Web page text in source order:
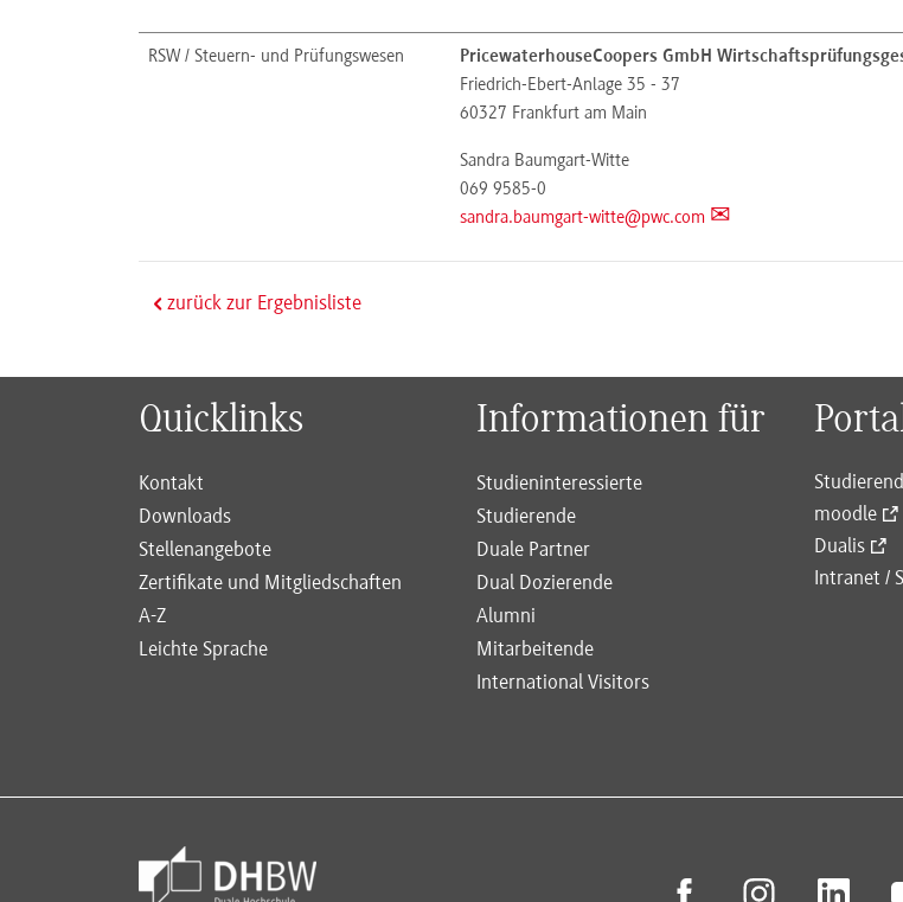
RSW / Steuern- und Prüfungswesen
PricewaterhouseCoopers GmbH
Friedrich-Ebert-Anlage 35 - 37
60327 Frankfurt am Main
Sandra Baumgart-Witte
069 9585-0
sandra.baumgart-witte@pwc.com
zurück zur Ergebnisliste
Quicklinks
Kontakt
Downloads
Stellenangebote
Zertifikate und Mitgliedschaften
A-Z
Leichte Sprache
Informationen für
Studieninteressierte
Studierende
Duale Partner
Dual Dozierende
Alumni
Mitarbeitende
International Visitors
moodle
Dualis
Intranet /
facebook instagramlinkedin